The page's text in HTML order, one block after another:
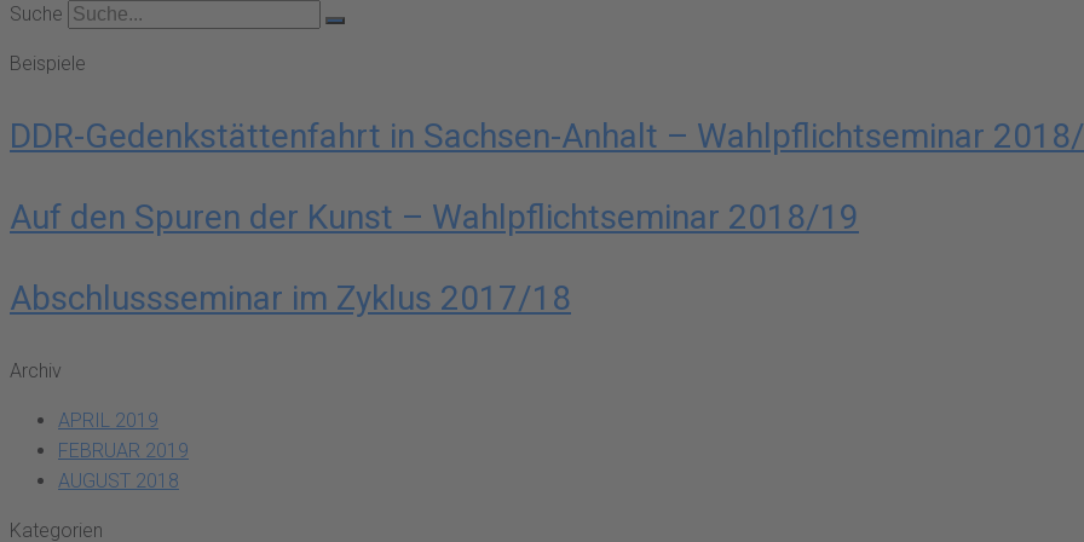
Suche
Beispiele
DDR-Gedenkstättenfahrt in Sachsen-Anhalt – Wahlpflichtseminar
Auf den Spuren der Kunst – Wahlpflichtseminar 2018/19
Abschlussseminar im Zyklus 2017/18
Archiv
APRIL 2019
FEBRUAR 2019
AUGUST 2018
Kategorien